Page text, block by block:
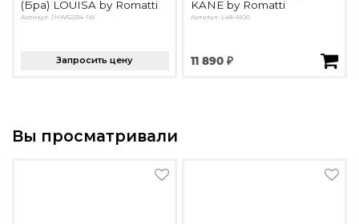
(Бра) LOUISA by Romatti
Артикул: JHW52234-1W
Запросить цену
KANE by Romatti
Артикул: L48-A100
11 890 ₽
Вы просматривали